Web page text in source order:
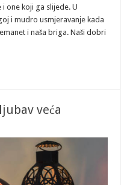
one koji ga slijede. U
i mudro usmjeravanje kada
i naša briga. Naši dobri
veća